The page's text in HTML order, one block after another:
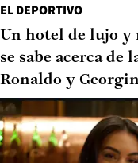
EL DEPORTIVO
Un hotel de lujo y
se sabe acerca de
Ronaldo y